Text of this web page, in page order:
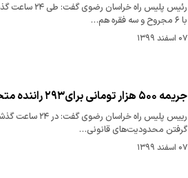
با ۶ مجروح و سه فقره هم…
۰۷ اسفند ۱۳۹۹
جریمه ۵۰۰ هزار تومانی برای۲۹۳ راننده متخلف
گرفتن محدودیت‌های قانونی…
۰۷ اسفند ۱۳۹۹